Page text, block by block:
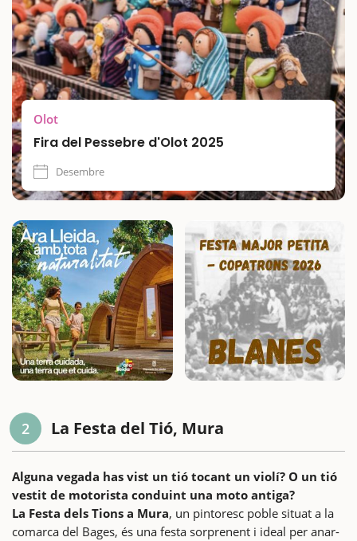
Olot
Fira del Pessebre d'Olot 2025
Desembre
2 La Festa del Tió, Mura
Alguna vegada has vist un tió tocant un violí? O un tió
vestit de motorista conduint una moto antiga?
La Festa dels Tions a Mura, un pintoresc poble situat a la
comarca del Bages, és una festa sorprenent i ideal per anar-